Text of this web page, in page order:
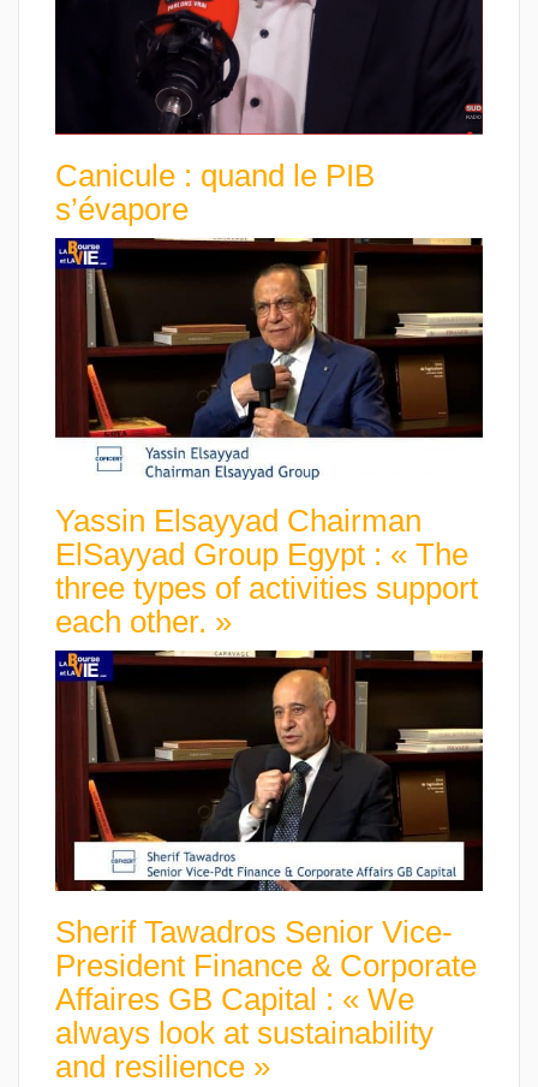
Canicule : quand le PIB
s’évapore
Yassin Elsayyad Chairman
ElSayyad Group Egypt : « The
three types of activities support
each other. »
Sherif Tawadros Senior Vice-
President Finance & Corporate
Affaires GB Capital : « We
always look at sustainability
and resilience »